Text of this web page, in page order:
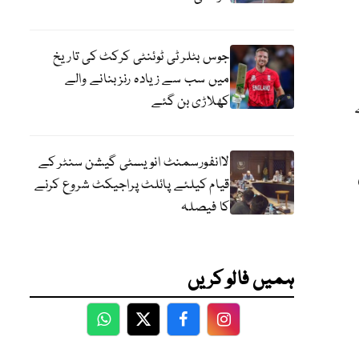
جوس بٹلر ٹی ٹوئنٹی کرکٹ کی تاریخ
میں سب سے زیادہ رنز بنانے والے
کھلاڑی بن گئے
لاانفورسمنٹ انویسٹی گیشن سنٹر کے
قیام کیلئے پائلٹ پراجیکٹ شروع کرنے
کا فیصلہ
ہمیں فالو کریں
WhatsApp
TwitterFacebookFacebook